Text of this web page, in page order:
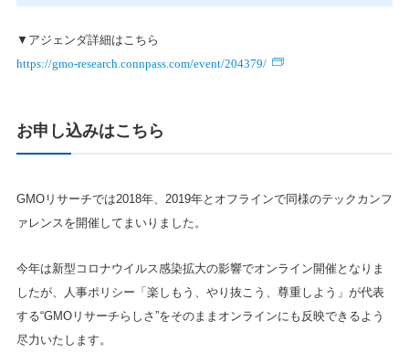
▼アジェンダ詳細はこちら
https://gmo-research.connpass.com/event/204379/
お申し込みはこちら
GMOリサーチでは2018年、2019年とオフラインで同様のテックカンフ
ァレンスを開催してまいりました。
今年は新型コロナウイルス感染拡大の影響でオンライン開催となりま
したが、人事ポリシー「楽しもう、やり抜こう、尊重しよう」が代表
する“GMOリサーチらしさ”をそのままオンラインにも反映できるよう
尽力いたします。